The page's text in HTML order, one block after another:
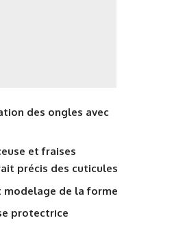
des ongles avec
et fraises
précis des cuticules
modelage de la forme
protectrice